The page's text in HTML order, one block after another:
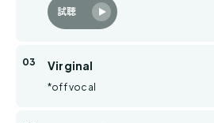
試聴
Virginal
*off vocal